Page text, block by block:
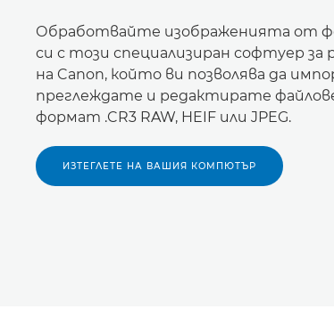
Обработвайте изображенията от
си с този специализиран софтуер за
на Canon, който ви позволява да
преглеждате и редактирате
формат .CR3 RAW, HEIF или JPEG.
ИЗТЕГЛЕТЕ НА ВАШИЯ КОМПЮТЪР